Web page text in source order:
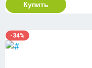
Купить
-34%